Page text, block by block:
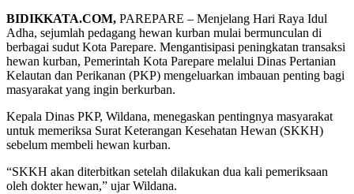
BIDIKKATA.COM, PAREPARE – Menjelang Hari Raya Idul
Adha, sejumlah pedagang hewan kurban mulai bermunculan di
berbagai sudut Kota Parepare. Mengantisipasi peningkatan transaksi
hewan kurban, Pemerintah Kota Parepare melalui Dinas Pertanian
Kelautan dan Perikanan (PKP) mengeluarkan imbauan penting bagi
masyarakat yang ingin berkurban.
Kepala Dinas PKP, Wildana, menegaskan pentingnya masyarakat
untuk memeriksa Surat Keterangan Kesehatan Hewan (SKKH)
sebelum membeli hewan kurban.
“SKKH akan diterbitkan setelah dilakukan dua kali pemeriksaan
oleh dokter hewan,” ujar Wildana.